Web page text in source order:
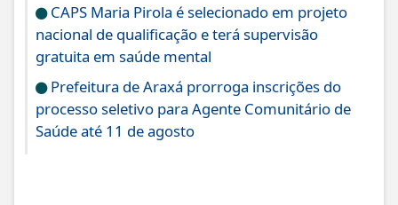
CAPS Maria Pirola é selecionado em projeto
nacional de qualificação e terá supervisão
gratuita em saúde mental
Prefeitura de Araxá prorroga inscrições do
processo seletivo para Agente Comunitário de
Saúde até 11 de agosto